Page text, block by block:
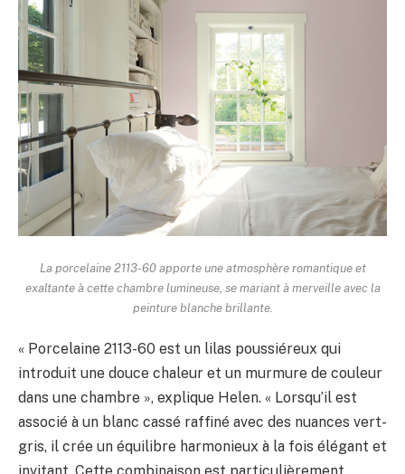
La porcelaine 2113-60 apporte une atmosphère romantique et
exaltante à cette chambre lumineuse, se mariant à merveille avec la
peinture blanche brillante.
« Porcelaine 2113-60 est un lilas poussiéreux qui
introduit une douce chaleur et un murmure de couleur
dans une chambre », explique Helen. « Lorsqu’il est
associé à un blanc cassé raffiné avec des nuances vert-
gris, il crée un équilibre harmonieux à la fois élégant et
invitant. Cette combinaison est particulièrement